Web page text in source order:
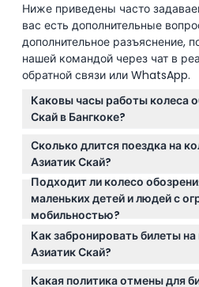
Ниже приведены часто
вас есть дополнительные
дополнительное разъяснение,
нашей командой через чат в
обратной связи или WhatsApp.
Каковы часы работы колеса
Скай в Бангкоке?
Колесо обозрения Азиатик
ежедневно с 16:00 до 00:00,
достаточно времени, чтобы
потрясающими видами
изменяться — пожалуйста,
бронировании)
Сколько длится поездка на
Азиатик Скай?
Каждая поездка длится
включает три полных
насладиться панорамным
Чао Прайя. (может
уточняйте при бронировании)
Подходит ли колесо
маленьких детей и людей с
мобильностью?
Да, дети в возрасте от 0 до 2
бесплатно, а с 12 лет
Кроме того, аттракцион
инвалидных кресел, что
Как забронировать билеты
Азиатик Скай?
Вы можете легко
Какая политика отмены для